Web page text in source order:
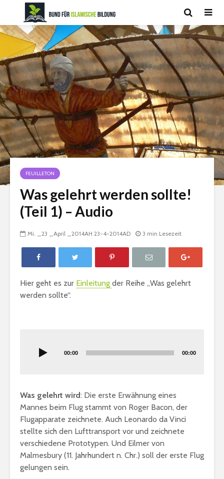
FEUILLETON
Was gelehrt werden sollte!
(Teil 1) – Audio
Mi. _23 _April _2014AH 23-4-2014AD 3 min Lesezeit
Hier geht es zur Einleitung der Reihe „Was gelehrt
werden sollte“.
Player
00:00 00:00
Was gelehrt wird: Die erste Erwähnung eines
Mannes beim Flug stammt von Roger Bacon, der
Flugapparate zeichnete. Auch Leonardo da Vinci
stellte sich den Lufttransport vor und zeichnete
verschiedene Prototypen. Und Eilmer von
Malmesbury (11. Jahrhundert n. Chr.) soll der erste Flug
gelungen sein.
Liebe ist
Muhammad“
Fastenregeln
Jahrekalender 2017
erhalte?